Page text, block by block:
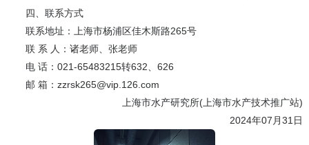
四、联系方式
联系地址：上海市杨浦区佳木斯路265号
联 系 人：诸老师、张老师
电 话：021-65483215转632、626
邮 箱：zzrsk265@vip.126.com
上海市水产研究所(上海市水产技术推广站)
2024年07月31日